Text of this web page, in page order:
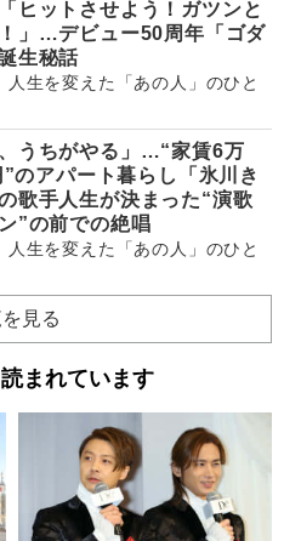
ヒットさせよう！ガツンと
」…デビュー50周年「ゴダ
生秘話
生を変えた「あの人」のひと
、うちがやる」…“家賃6万
のアパート暮らし「氷川き
歌手人生が決まった“演歌
”の前での絶唱
生を変えた「あの人」のひと
見る
まれています